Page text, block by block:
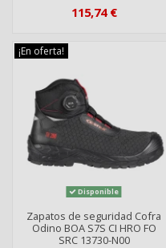
115,74 €
¡En oferta!
Disponible
Zapatos de seguridad Cofra
Odino BOA S7S CI HRO FO
SRC 13730-N00